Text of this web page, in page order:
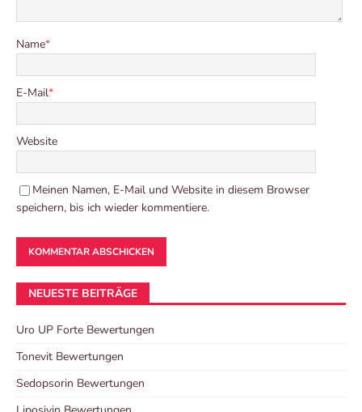
Name*
E-Mail*
Website
Meinen Namen, E-Mail und Website in diesem Browser
speichern, bis ich wieder kommentiere.
NEUESTE BEITRÄGE
Uro UP Forte Bewertungen
Tonevit Bewertungen
Sedopsorin Bewertungen